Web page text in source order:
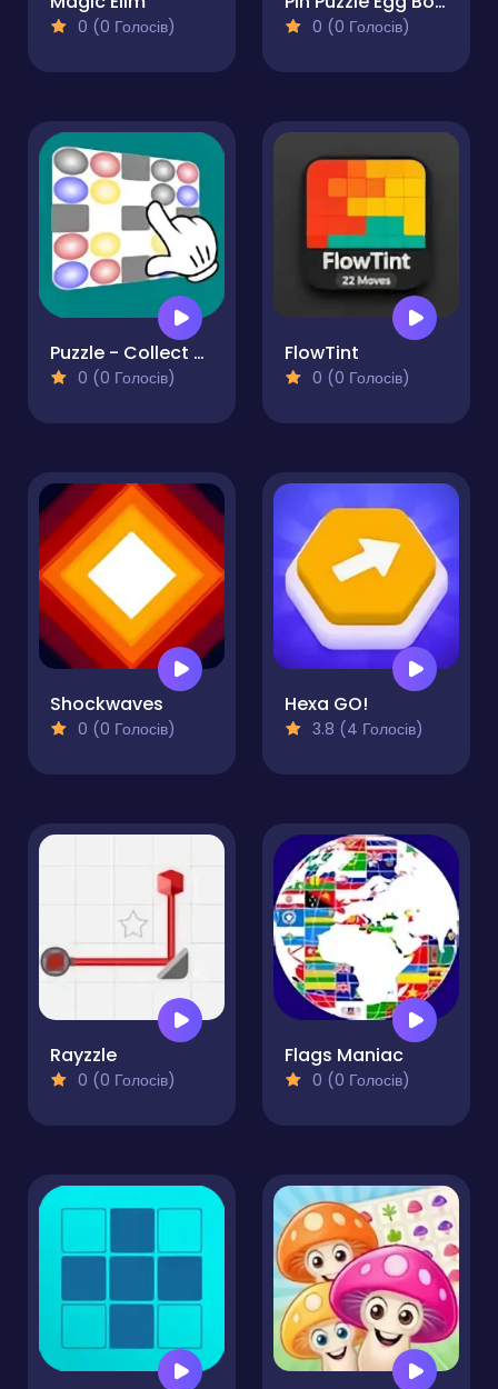
0 (0 Голосів) 0 (0 Голосів)
Puzzle - Collect color
0 (0 Голосів)
FlowTint
0 (0 Голосів)
Shockwaves
0 (0 Голосів)
Hexa GO!
3.8 (4 Голосів)
Rayzzle
0 (0 Голосів)
Flags Maniac
0 (0 Голосів)